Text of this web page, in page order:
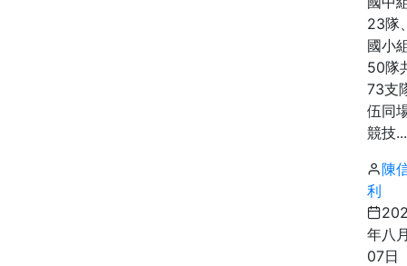
23隊
國小
50隊
73支
伍同
競技...
陳
利
年八
07日